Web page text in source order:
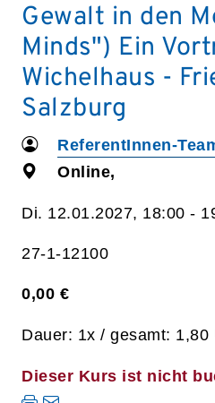
Gewalt in den
Minds") Ein
Wichelhaus -
Salzburg
ReferentInnen-
Online,
Di. 12.01.2027, 18:00 -
27-1-12100
0,00 €
Dauer: 1x / gesamt:
Dieser Kurs ist nicht